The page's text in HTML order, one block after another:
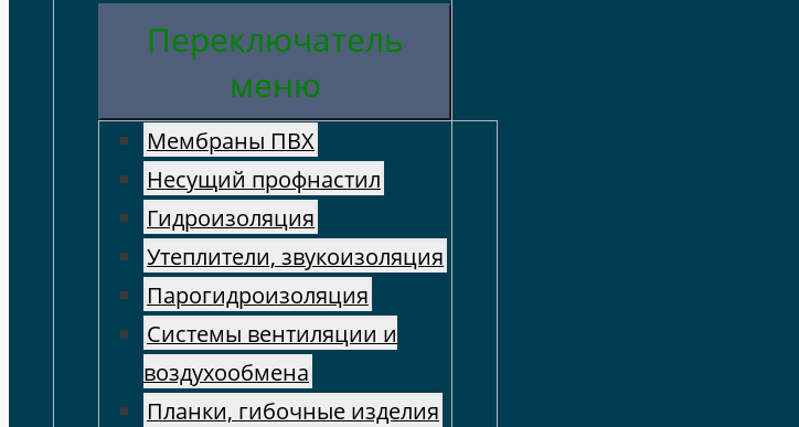
Переключатель
меню
Мембраны ПВХ
Несущий профнастил
Гидроизоляция
Утеплители, звукоизоляция
Парогидроизоляция
Системы вентиляции и
воздухообмена
Планки, гибочные изделия